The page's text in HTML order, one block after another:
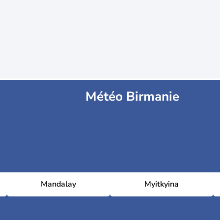
Météo Birmanie
Mandalay Myitkyina